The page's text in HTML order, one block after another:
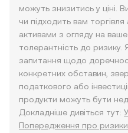
можуть знизитись у ціні.
чи підходить вам
активами з огляду на
толерантність до ризику.
запитання щодо
конкретних обставин,
податкового або
продукти можуть бути
Докладніше дивіться тут:
Попередження про ризики